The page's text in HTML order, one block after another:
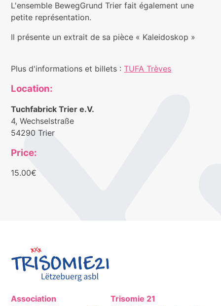
L'ensemble BewegGrund Trier fait également une
petite représentation.
Il présente un extrait de sa pièce « Kaleidoskop »
Plus d'informations et billets :TUFA Trèves
Location:
Tuchfabrick Trier e.V.
4, Wechselstraße
54290 Trier
Price:
15.00€
Association Trisomie 21